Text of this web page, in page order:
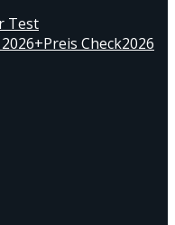
Test
Check2026